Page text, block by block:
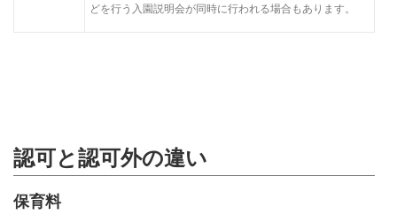
どを行う入園説明会が同時に行われる場合もあります。
認可と認可外の違い
保育料